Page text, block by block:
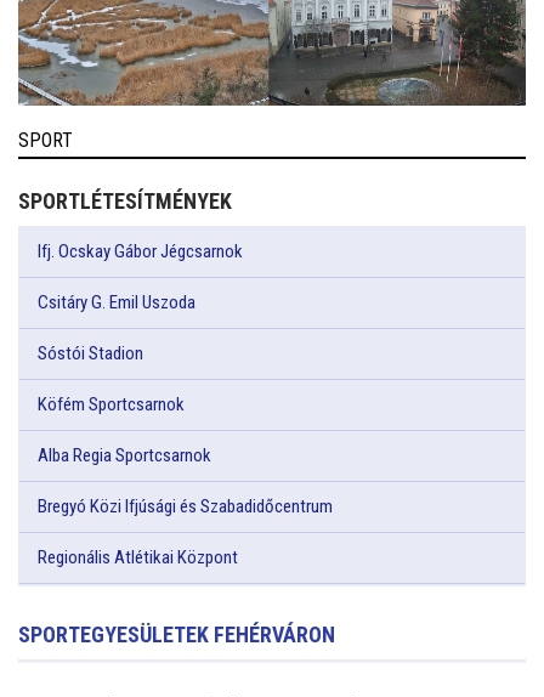
SPORT
SPORTLÉTESÍTMÉNYEK
Ifj. Ocskay Gábor Jégcsarnok
Csitáry G. Emil Uszoda
Sóstói Stadion
Köfém Sportcsarnok
Alba Regia Sportcsarnok
Bregyó Közi Ifjúsági és Szabadidőcentrum
Regionális Atlétikai Központ
SPORTEGYESÜLETEK FEHÉRVÁRON